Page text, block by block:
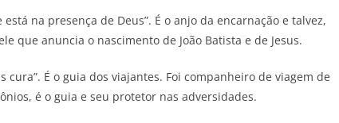
na presença de Deus”. É o anjo da encarnação e talvez,
que anuncia o nascimento de João Batista e de Jesus.
cura”. É o guia dos viajantes. Foi companheiro de viagem de
é o guia e seu protetor nas adversidades.